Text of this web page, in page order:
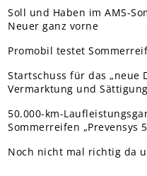
Soll und Haben im AMS-
Neuer ganz vorne
Promobil testet
Startschuss für das „neue
Vermarktung und
50.000-km-
Sommerreifen „Prevensys
Noch nicht mal richtig da